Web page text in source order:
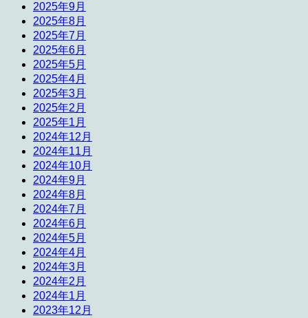
2025年9月
2025年8月
2025年7月
2025年6月
2025年5月
2025年4月
2025年3月
2025年2月
2025年1月
2024年12月
2024年11月
2024年10月
2024年9月
2024年8月
2024年7月
2024年6月
2024年5月
2024年4月
2024年3月
2024年2月
2024年1月
2023年12月